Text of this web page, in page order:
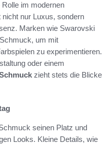
im modernen
nur Luxus, sondern
Marken wie Swarovski
um mit
zu experimentieren.
oder einem
zieht stets die Blicke
seinen Platz und
Looks. Kleine Details, wie